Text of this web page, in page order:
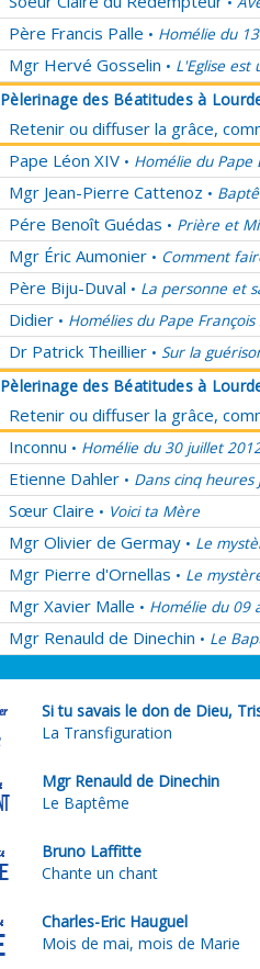
Père Francis Palle • Homélie du
Mgr Hervé Gosselin • L'Eglise est
Pèlerinage des Béatitudes à
Retenir ou diffuser la grâce,
Pape Léon XIV • Homélie du Pape
Mgr Jean-Pierre Cattenoz •
Pére Benoît Guédas • Prière et
Mgr Éric Aumonier • Comment
Père Biju-Duval • La personne et
Didier • Homélies du Pape
Dr Patrick Theillier • Sur la
Pèlerinage des Béatitudes à
Retenir ou diffuser la grâce,
Inconnu • Homélie du 30 juillet
Etienne Dahler • Dans cinq heures
Sœur Claire • Voici ta Mère
Mgr Olivier de Germay • Le
Mgr Pierre d'Ornellas • Le
Mgr Xavier Malle • Homélie du 09
Mgr Renauld de Dinechin • Le
Si tu savais le don de Dieu,
La Transfiguration
Mgr Renauld de Dinechin
Le Baptême
Bruno Laffitte
Chante un chant
Charles-Eric Hauguel
Mois de mai, mois de Marie